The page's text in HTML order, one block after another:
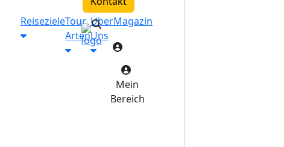
ReisezieleTour
Arten
Über
Uns
Magazin
Mein
Bereich